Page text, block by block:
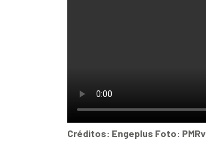
Créditos: Engeplus Foto: PMRv